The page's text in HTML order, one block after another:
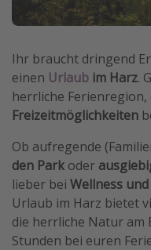
Hotels in Amsterdam
Weitere Themen
Reise Journal
Rundreisen in Thailand
Bahnreisen in der
Reisepassfreie
Travel Know How
Ihr braucht dringend
einen Urlaub im Harz.
herrliche Ferienregion,
Freizeitmöglichkeiten
Ob aufregende
den Park oder
lieber bei Wellness
Urlaub im Harz bietet
die herrliche Natur
Stunden bei euren